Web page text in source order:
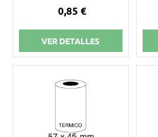
0,85 €
VER DETALLES